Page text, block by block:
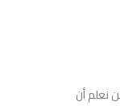
نعلم أن